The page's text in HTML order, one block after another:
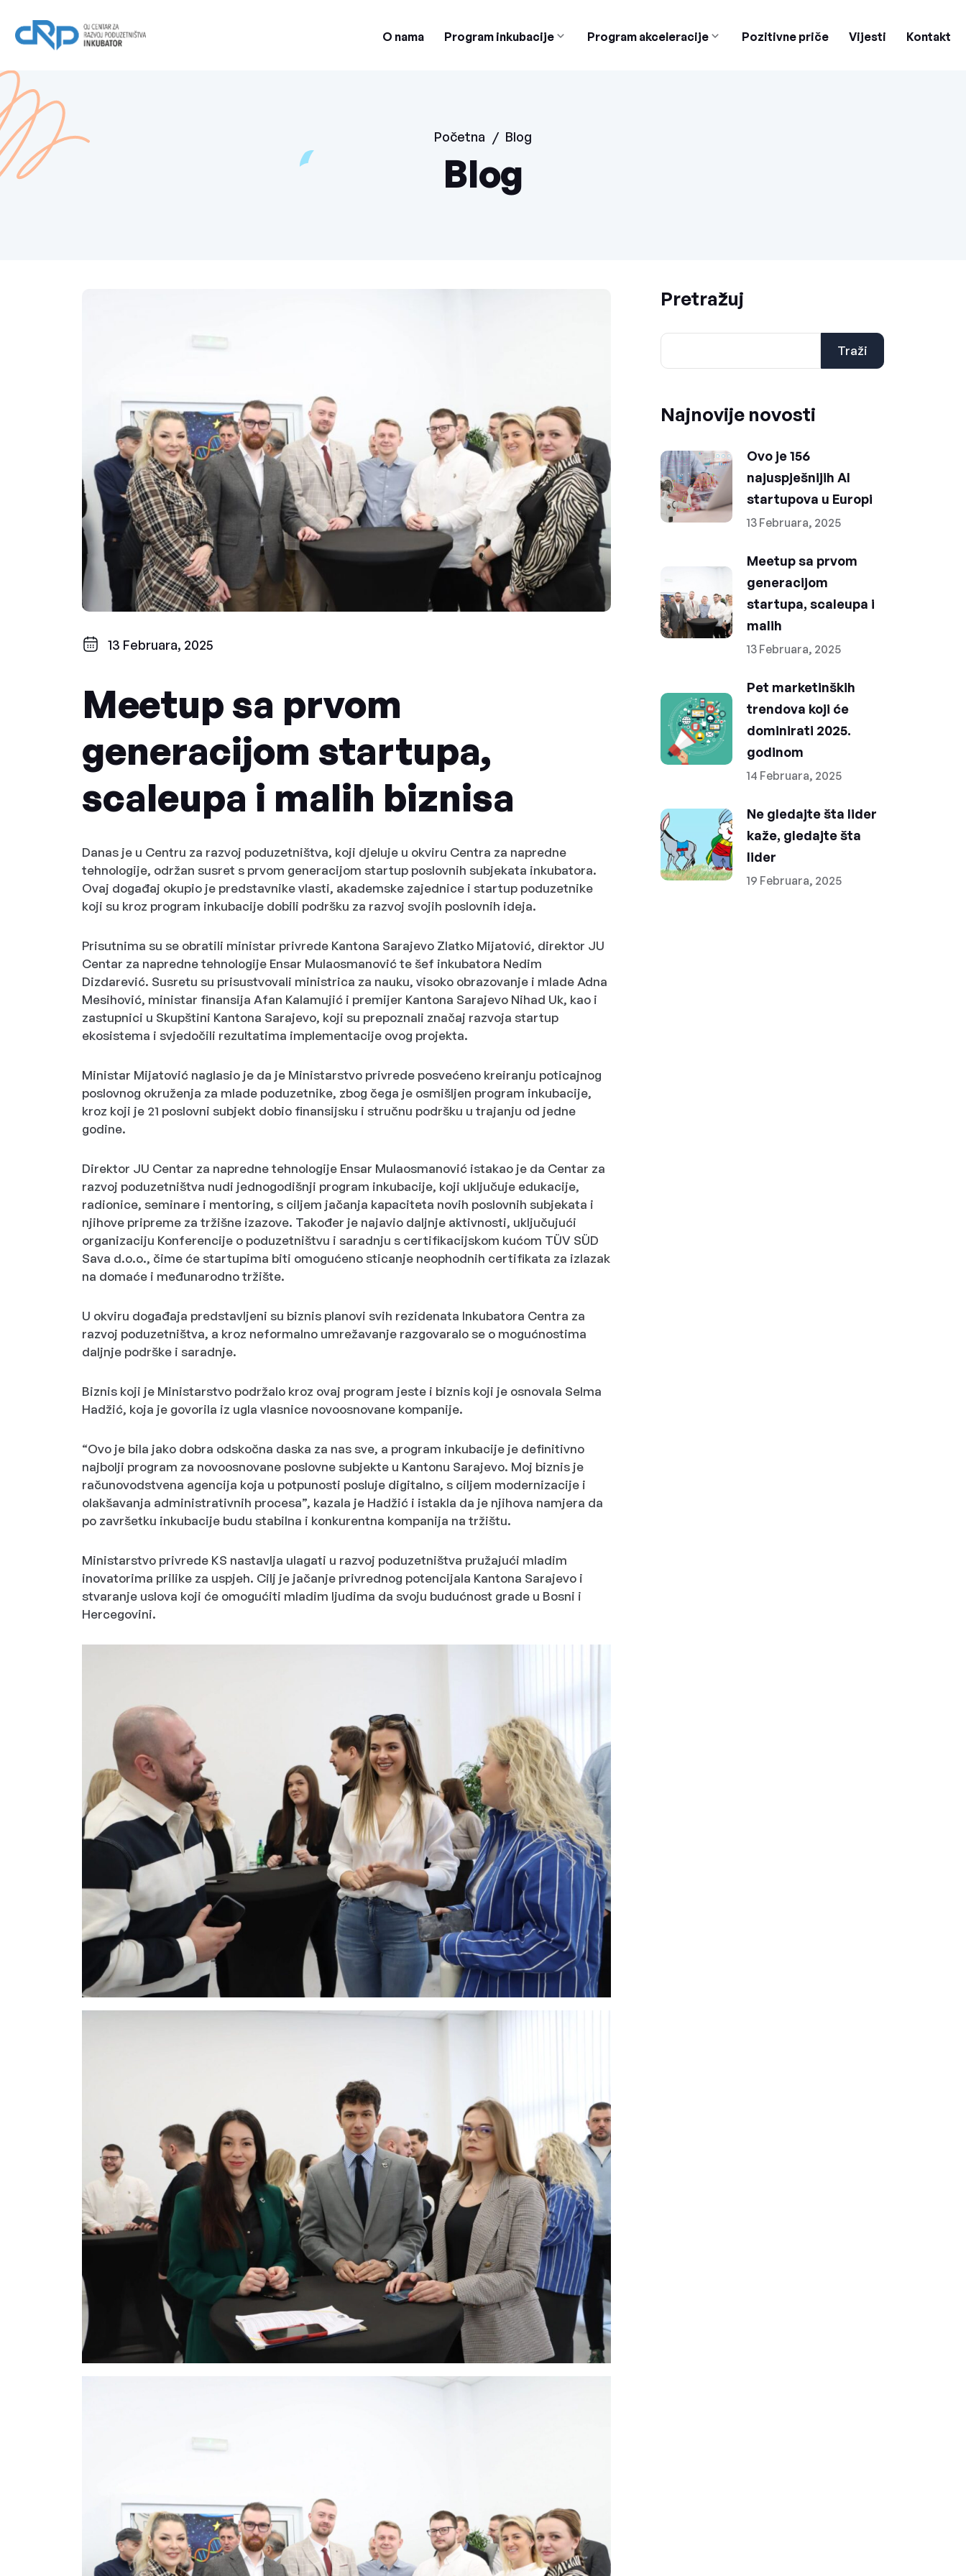
O nama Program inkubacije Program akceleracije Pozitivne priče Vijesti Kontakt
Početna / Blog
Blog
13 Februara, 2025
Meetup sa prvom
generacijom startupa,
scaleupa i malih biznisa
Danas je u Centru za razvoj poduzetništva, koji djeluje u okviru Centra za napredne
tehnologije, održan susret s prvom generacijom startup poslovnih subjekata inkubatora.
Ovaj događaj okupio je predstavnike vlasti, akademske zajednice i startup poduzetnike
koji su kroz program inkubacije dobili podršku za razvoj svojih poslovnih ideja.
Prisutnima su se obratili ministar privrede Kantona Sarajevo Zlatko Mijatović, direktor JU
Centar za napredne tehnologije Ensar Mulaosmanović te šef inkubatora Nedim
Dizdarević. Susretu su prisustvovali ministrica za nauku, visoko obrazovanje i mlade Adna
Mesihović, ministar finansija Afan Kalamujić i premijer Kantona Sarajevo Nihad Uk, kao i
zastupnici u Skupštini Kantona Sarajevo, koji su prepoznali značaj razvoja startup
ekosistema i svjedočili rezultatima implementacije ovog projekta.
Ministar Mijatović naglasio je da je Ministarstvo privrede posvećeno kreiranju poticajnog
poslovnog okruženja za mlade poduzetnike, zbog čega je osmišljen program inkubacije,
kroz koji je 21 poslovni subjekt dobio finansijsku i stručnu podršku u trajanju od jedne
godine.
Direktor JU Centar za napredne tehnologije Ensar Mulaosmanović istakao je da Centar za
razvoj poduzetništva nudi jednogodišnji program inkubacije, koji uključuje edukacije,
radionice, seminare i mentoring, s ciljem jačanja kapaciteta novih poslovnih subjekata i
njihove pripreme za tržišne izazove. Također je najavio daljnje aktivnosti, uključujući
organizaciju Konferencije o poduzetništvu i saradnju s certifikacijskom kućom TÜV SÜD
Sava d.o.o., čime će startupima biti omogućeno sticanje neophodnih certifikata za izlazak
na domaće i međunarodno tržište.
U okviru događaja predstavljeni su biznis planovi svih rezidenata Inkubatora Centra za
razvoj poduzetništva, a kroz neformalno umrežavanje razgovaralo se o mogućnostima
daljnje podrške i saradnje.
Biznis koji je Ministarstvo podržalo kroz ovaj program jeste i biznis koji je osnovala Selma
Hadžić, koja je govorila iz ugla vlasnice novoosnovane kompanije.
“Ovo je bila jako dobra odskočna daska za nas sve, a program inkubacije je definitivno
najbolji program za novoosnovane poslovne subjekte u Kantonu Sarajevo. Moj biznis je
računovodstvena agencija koja u potpunosti posluje digitalno, s ciljem modernizacije i
olakšavanja administrativnih procesa”, kazala je Hadžić i istakla da je njihova namjera da
po završetku inkubacije budu stabilna i konkurentna kompanija na tržištu.
Ministarstvo privrede KS nastavlja ulagati u razvoj poduzetništva pružajući mladim
inovatorima prilike za uspjeh. Cilj je jačanje privrednog potencijala Kantona Sarajevo i
stvaranje uslova koji će omogućiti mladim ljudima da svoju budućnost grade u Bosni i
Hercegovini.
Pretražuj
Traži
Najnovije novosti
Ovo je 156
najuspješnijih AI
startupova u Europi
13 Februara, 2025
Meetup sa prvom
generacijom
startupa, scaleupa i
malih
13 Februara, 2025
Pet marketinških
trendova koji će
dominirati 2025.
godinom
14 Februara, 2025
Ne gledajte šta lider
kaže, gledajte šta
lider
19 Februara, 2025